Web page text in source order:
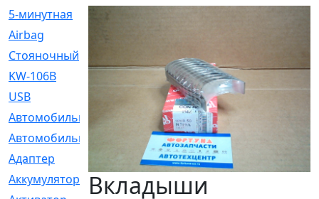
5-минутная
Airbag
Cтояночный
KW-106B
USB
Автомобильное
Автомобильный
Адаптер
[3]
Аккумулятор
[2]
Вкладыши